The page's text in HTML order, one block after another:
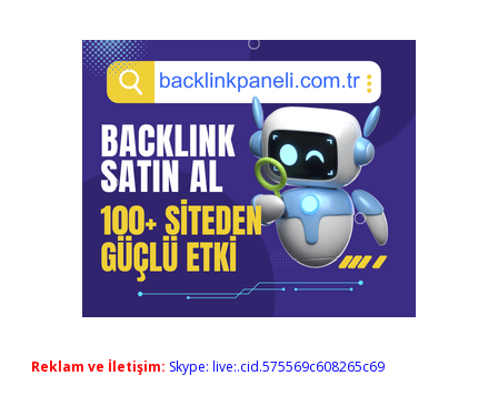
Reklam ve İletişim: Skype: live:.cid.575569c608265c69